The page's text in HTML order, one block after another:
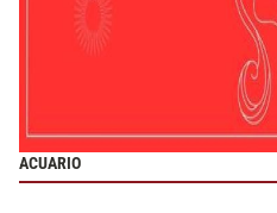
ACUARIO